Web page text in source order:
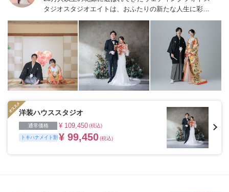
タジオスタジオエイトは、おふたりの新たな人生に彩り
を添える“最高のウェディングフォト”のお手伝いをさせ
ていただきます。
1枚の写真のチカラを信じて
洋装ハウススタジオ
通常価格 ¥ 109,450(税込)
トキハナメイト割 ¥ 99,450(税込)